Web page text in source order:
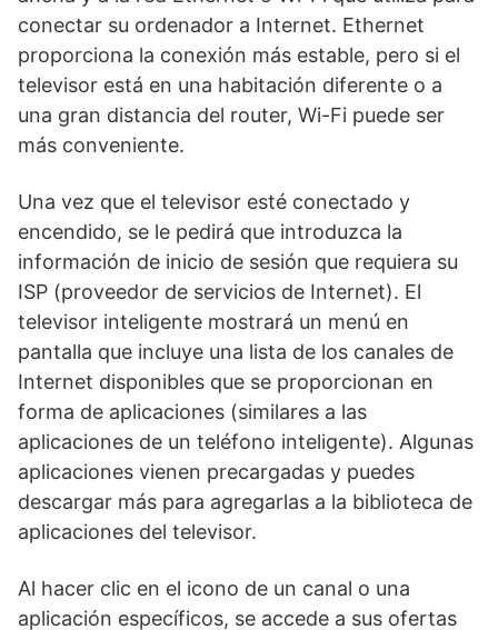
conectar su ordenador a Internet. Ethernet
proporciona la conexión más estable, pero si el
televisor está en una habitación diferente o a
una gran distancia del router, Wi-Fi puede ser
más conveniente.
Una vez que el televisor esté conectado y
encendido, se le pedirá que introduzca la
información de inicio de sesión que requiera su
ISP (proveedor de servicios de Internet). El
televisor inteligente mostrará un menú en
pantalla que incluye una lista de los canales de
Internet disponibles que se proporcionan en
forma de aplicaciones (similares a las
aplicaciones de un teléfono inteligente). Algunas
aplicaciones vienen precargadas y puedes
descargar más para agregarlas a la biblioteca de
aplicaciones del televisor.
Al hacer clic en el icono de un canal o una
aplicación específicos, se accede a sus ofertas